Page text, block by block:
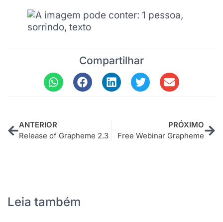
Compartilhar
ANTERIOR
Release of Grapheme 2.3
PRÓXIMO
Free Webinar Grapheme
Leia também